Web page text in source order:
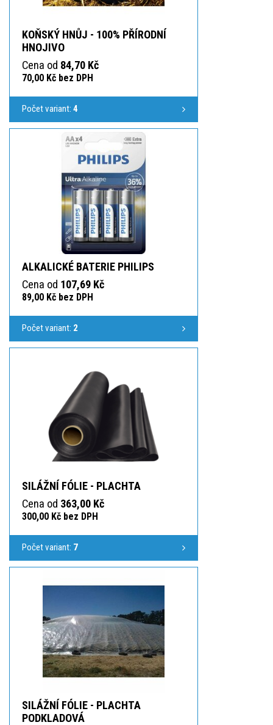
KOŇSKÝ HNŮJ - 100% PŘÍRODNÍ
HNOJIVO
Cena od 84,70 Kč
70,00 Kč bez DPH
Počet variant: 4
ALKALICKÉ BATERIE PHILIPS
Cena od 107,69 Kč
89,00 Kč bez DPH
Počet variant: 2
SILÁŽNÍ FÓLIE - PLACHTA
Cena od 363,00 Kč
300,00 Kč bez DPH
Počet variant: 7
SILÁŽNÍ FÓLIE - PLACHTA
PODKLADOVÁ